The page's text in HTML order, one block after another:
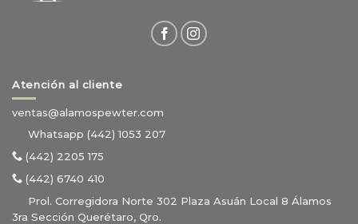
Atención al cliente
ventas@alamospewter.com
Whatsapp (442) 1053 207
(442) 2205 175
(442) 6740 410
Prol. Corregidora Norte 302 Plaza Asuán Local 8 Álamos
3ra Sección Querétaro, Qro.